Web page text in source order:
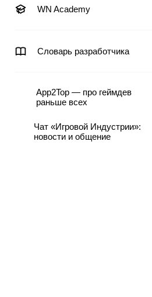
WN Academy
Словарь разработчика
App2Top — про геймдев
раньше всех
Чат «Игровой Индустрии»:
новости и общение